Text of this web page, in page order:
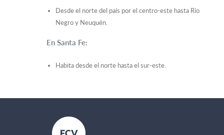
Desde el norte del país por el centro-este hasta Río
Negro y Neuquén.
En Santa Fe:
Habita desde el norte hasta el sur-este.